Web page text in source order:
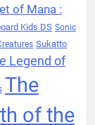
of Mana :
Kids DS Sonic
Sukatto
Legend of
The
of the